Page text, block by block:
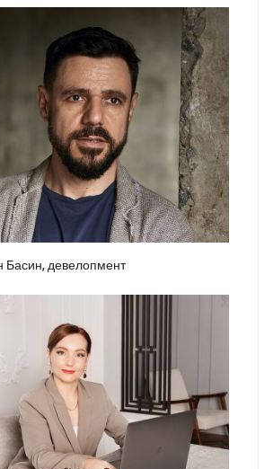
Басин, девелопмент